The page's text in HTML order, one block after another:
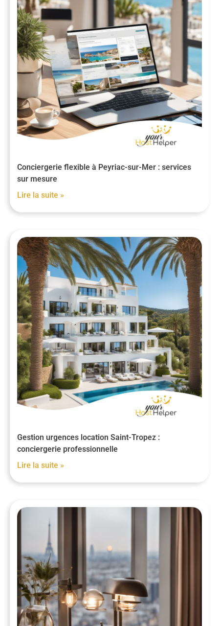
Conciergerie flexible à Peyriac-sur-Mer : services
sur mesure
Lire la suite »
Gestion urgences location Saint-Tropez :
conciergerie professionnelle
Lire la suite »